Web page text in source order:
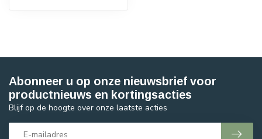
Abonneer u op onze nieuwsbrief voor
productnieuws en kortingsacties
Blijf op de hoogte over onze laatste acties